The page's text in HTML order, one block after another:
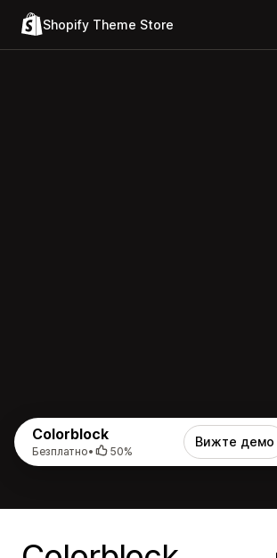
Shopify Theme Store
Colorblock
Безплатно• 50%
Вижте демо